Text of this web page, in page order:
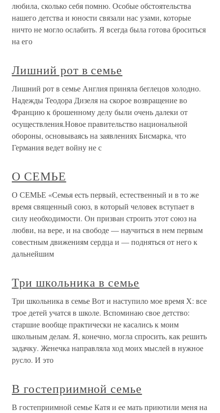
любила, сколько себя помню. Особые обстоятельства
нашего детства и юности связали нас узами, которые
ничто не могло ослабить. Я всегда была готова броситься
на его
Лишний рот в семье
Лишний рот в семье Англия приняла беглецов холодно.
Надежды Теодора Дизеля на скорое возвращение во
Францию к брошенному делу были очень далеки от
осуществления.Новое правительство национальной
обороны, основываясь на заявлениях Бисмарка, что
Германия ведет войну не с
О СЕМЬЕ
О СЕМЬЕ «Семья есть первый, естественный и в то же
время священный союз, в который человек вступает в
силу необходимости. Он призван строить этот союз на
любви, на вере, и на свободе — научиться в нем первым
совестным движениям сердца и — подняться от него к
дальнейшим
Три школьника в семье
Три школьника в семье Вот и наступило мое время Х: все
трое детей учатся в школе. Вспоминаю свое детство:
старшие вообще практически не касались к моим
школьным делам. Я, конечно, могла спросить, как решить
задачку. Женечка направляла ход моих мыслей в нужное
русло. И это
В гостеприимной семье
В гостеприимной семье Катя и ее мать приютили меня на